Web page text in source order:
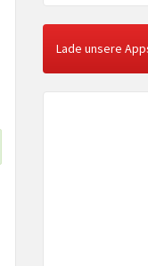
Lade unsere